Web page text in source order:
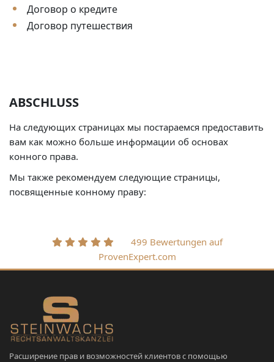
Договор о кредите
Договор путешествия
ABSCHLUSS
На следующих страницах мы постараемся предоставить
вам как можно больше информации об основах
конного права.
Мы также рекомендуем следующие страницы,
посвященные конному праву:
499 Bewertungen auf
ProvenExpert.com
Расширение прав и возможностей клиентов с помощью